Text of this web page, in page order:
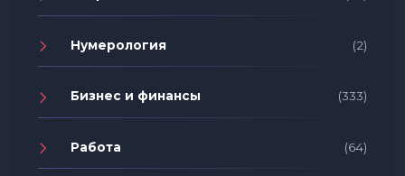
Нумерология (2)
Бизнес и финансы (333)
Работа (64)